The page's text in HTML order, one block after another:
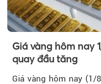
Giá vàng hôm nay
quay đầu tăng
Giá vàng hôm nay (1/